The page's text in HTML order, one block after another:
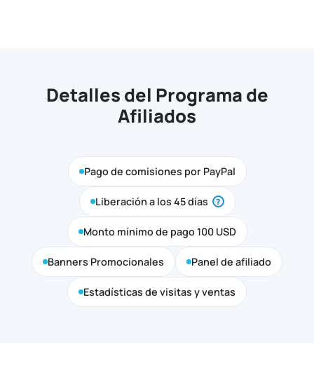
Detalles del Programa de
Afiliados
Pago de comisiones por PayPal
Liberación a los 45 días ?
Monto mínimo de pago 100 USD
Banners Promocionales Panel de afiliado
Estadísticas de visitas y ventas